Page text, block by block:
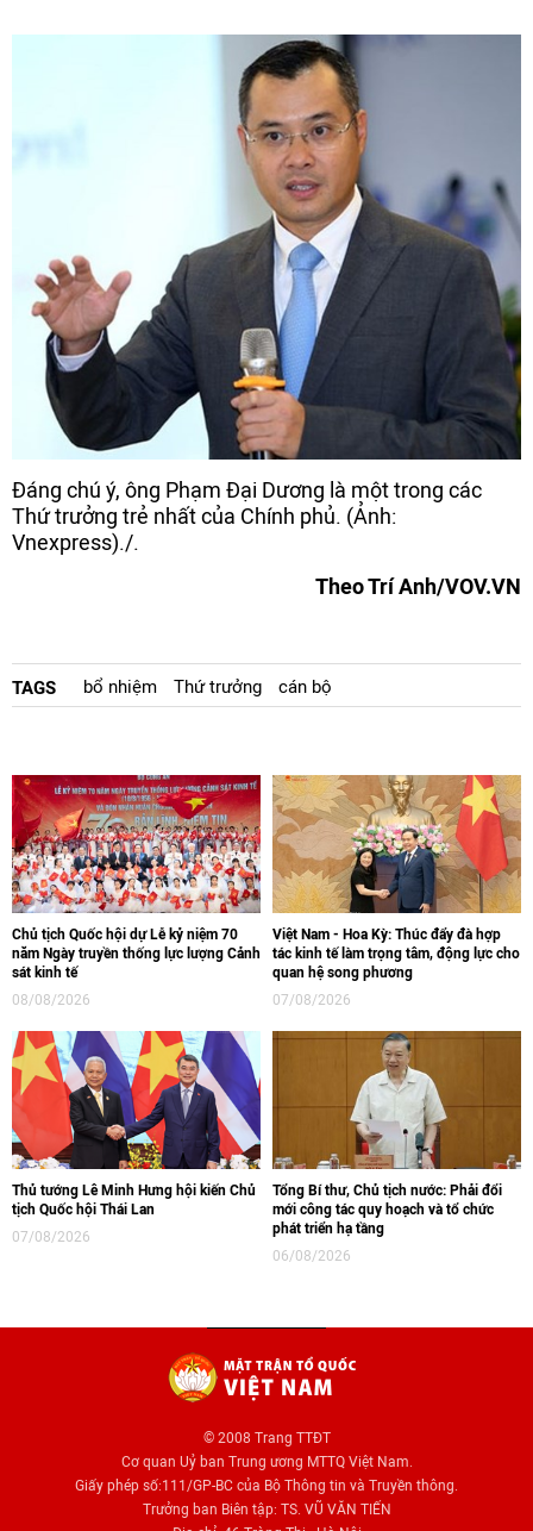
Đáng chú ý, ông Phạm Đại Dương là một trong các
Thứ trưởng trẻ nhất của Chính phủ. (Ảnh:
Vnexpress)./.
Theo Trí Anh/VOV.VN
TAGS bổ nhiệm Thứ trưởng cán bộ
Chủ tịch Quốc hội dự Lễ kỷ niệm 70
năm Ngày truyền thống lực lượng Cảnh
sát kinh tế
08/08/2026
Việt Nam - Hoa Kỳ: Thúc đẩy đà hợp
tác kinh tế làm trọng tâm, động lực cho
quan hệ song phương
07/08/2026
Thủ tướng Lê Minh Hưng hội kiến Chủ
tịch Quốc hội Thái Lan
07/08/2026
Tổng Bí thư, Chủ tịch nước: Phải đổi
mới công tác quy hoạch và tổ chức
phát triển hạ tầng
06/08/2026
© 2008 Trang TTĐT
Cơ quan Uỷ ban Trung ương MTTQ Việt Nam.
Giấy phép số:111/GP-BC của Bộ Thông tin và Truyền thông.
Trưởng ban Biên tập: TS. VŨ VĂN TIẾN